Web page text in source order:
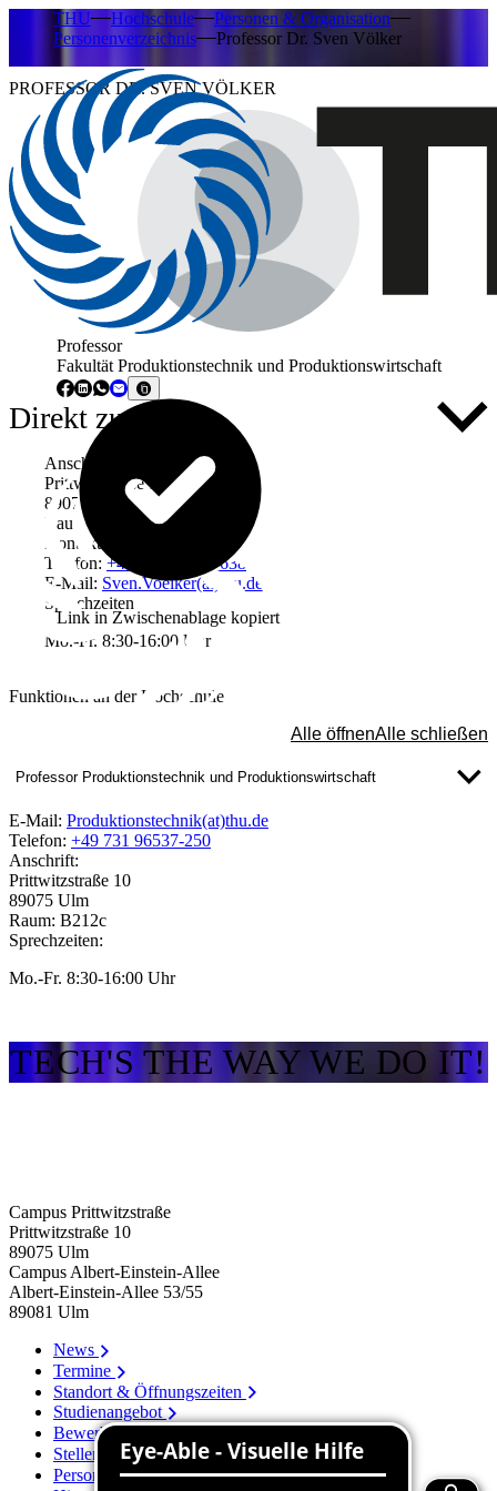
THU Hochschule
Personen & Organisation
Personenverzeichnis
Professor Dr. Sven Völker
PROFESSOR DR. SVEN VÖLKER
Professor
Fakultät Produktionstechnik und Produktionswirtschaft
Link in Zwischenablage kopiert
Direkt zu ...
Anschrift
Prittwitzstraße 10
89075 Ulm
Raum: B314
Kontakt
Telefon: +49 731 96537-638
E-Mail: Sven.Voelker(at)thu.de
Sprechzeiten
Mo.-Fr. 8:30-16:00 Uhr
Funktionen an der Hochschule
Alle öffnenAlle schließen
Professor Produktionstechnik und Produktionswirtschaft
E-Mail: Produktionstechnik(at)thu.de
Telefon: +49 731 96537-250
Anschrift:
Prittwitzstraße 10
89075 Ulm
Raum: B212c
Sprechzeiten:
Mo.-Fr. 8:30-16:00 Uhr
TECH'S THE WAY WE DO IT!
Campus Prittwitzstraße
Prittwitzstraße 10
89075 Ulm
Campus Albert-Einstein-Allee
Albert-Einstein-Allee 53/​55
89081 Ulm
News
Termine
Standort & Öffnungszeiten
Studienangebot
Bewerbung
Stellenangebote
Personenverzeichnis